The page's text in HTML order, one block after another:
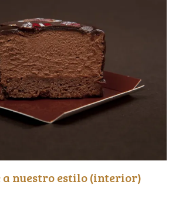
nuestro estilo (interior)